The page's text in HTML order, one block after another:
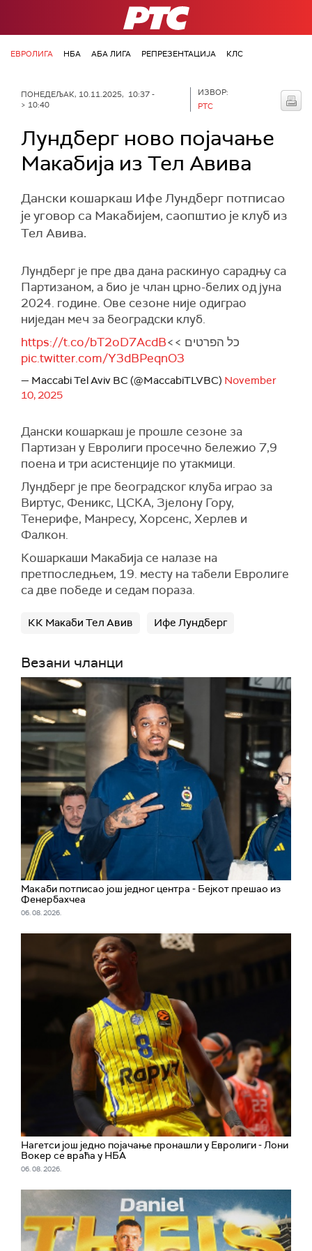
РТС
ЕВРОЛИГА НБА АБА ЛИГА РЕПРЕЗЕНТАЦИЈА КЛС
ПОНЕДЕЉАК, 10.11.2025, 10:37 -
> 10:40
ИЗВОР:
РТС
Лундберг ново појачање
Макабија из Тел Авива
Дански кошаркаш Ифе Лундберг потписао
је уговор са Макабијем, саопштио је клуб из
Тел Авива.
Лундберг је пре два дана раскинуо сарадњу са
Партизаном, а био је члан црно-белих од јуна
2024. године. Ове сезоне није одиграо
ниједан меч за београдски клуб.
כל הפרטים >>https://t.co/bT2oD7AcdB
pic.twitter.com/Y3dBPeqnO3
— Maccabi Tel Aviv BC (@MaccabiTLVBC) November
10, 2025
Дански кошаркаш је прошле сезоне за
Партизан у Евролиги просечно бележио 7,9
поена и три асистенције по утакмици.
Лундберг је пре београдског клуба играо за
Виртус, Феникс, ЦСКА, Зјелону Гору,
Тенерифе, Манресу, Хорсенс, Херлев и
Фалкон.
Кошаркаши Макабија се налазе на
претпоследњем, 19. месту на табели Евролиге
са две победе и седам пораза.
КК Макаби Тел Авив Ифе Лундберг
Везани чланци
Макаби потписао још једног центра - Бејкот прешао из
Фенербахчеа
06. 08. 2026.
Нагетси још једно појачање пронашли у Евролиги - Лони
Вокер се враћа у НБА
06. 08. 2026.